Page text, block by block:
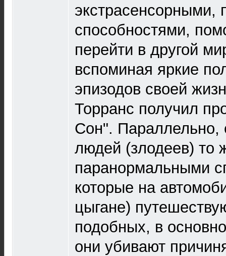
способностями,
перейти в другой
вспоминая яркие
эпизодов своей
Торранс получил
Сон". Параллельно,
людей (злодеев)
паранормальными
которые на
цыгане)
подобных, в
они убивают